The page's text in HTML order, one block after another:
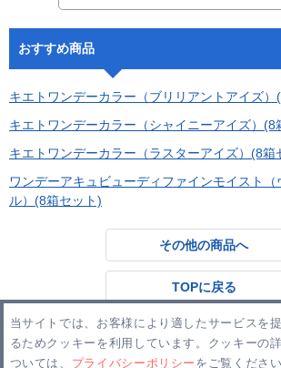
おすすめ商品
キエトワンデーカラー（ブリリアントアイズ）
キエトワンデーカラー（シャイニーアイズ）(8
キエトワンデーカラー（ラスターアイズ）(8箱
ワンデーアキュビューディファインモイスト（
ル）(8箱セット)
その他の商品へ
TOPに戻る
Copyright ©Lmode 2026
当サイトでは、お客様により適したサービスを
るためクッキーを利用しています。クッキーの
ついては、 プライバシーポリシー をご覧ください